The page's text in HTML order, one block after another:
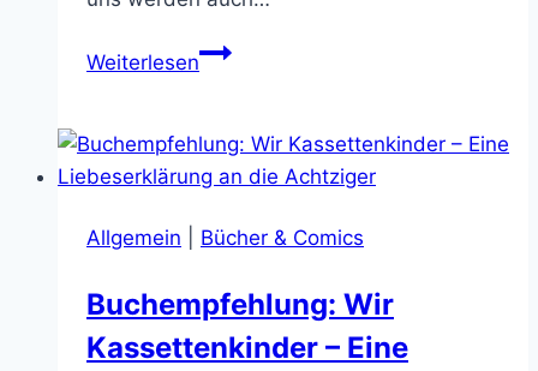
WeiterlesenFilmkritik:
Eine
Liebeserklärung
das
Dasein
Allgemein Bücher & Comics
Buchempfehlung: Wir
Kassettenkinder – Eine